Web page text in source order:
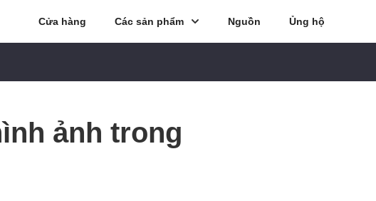
Cửa hàng Các sản phẩm Nguồn Ủng hộ
ảnh trong